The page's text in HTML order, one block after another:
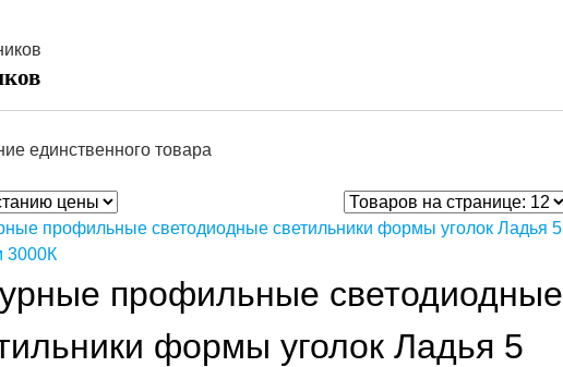
единственного товара
профильные светодиодные
формы уголок Ладья 5